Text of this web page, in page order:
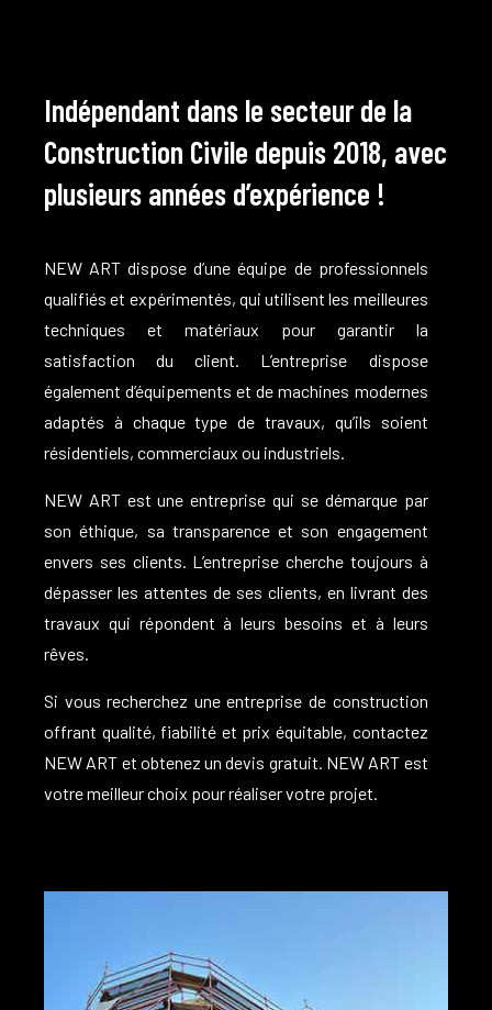
Indépendant dans le secteur de la
Construction Civile depuis 2018, avec
plusieurs années d’expérience !
NEW ART dispose d’une équipe de professionnels
qualifiés et expérimentés, qui utilisent les meilleures
techniques et matériaux pour garantir la
satisfaction du client.
L’entreprise dispose
également d’équipements et de machines modernes
adaptés à chaque type de travaux, qu’ils soient
résidentiels, commerciaux ou industriels.
NEW ART est une entreprise qui se démarque par
son éthique, sa transparence et son engagement
envers ses clients. L’entreprise cherche toujours à
dépasser les attentes de ses clients, en livrant des
travaux qui répondent à leurs besoins et à leurs
rêves.
Si vous recherchez une entreprise de construction
offrant qualité, fiabilité et prix équitable, contactez
NEW ART et obtenez un devis gratuit. NEW ART est
votre meilleur choix pour réaliser votre projet.